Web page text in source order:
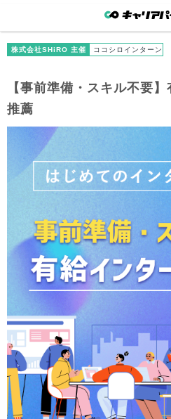
株式会社SHiRO 主催 ココシロインターン
【事前準備・スキル不要
推薦